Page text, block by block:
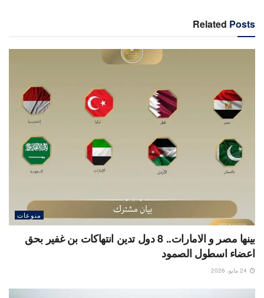
Related Posts
منوعات
بينها مصر و الامارات.. 8 دول تدين انتهاكات بن غفير بحق
اعضاء اسطول الصمود